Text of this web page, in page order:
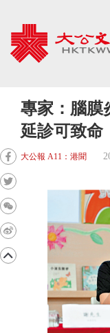
專家：腦膜
延診可致命
大公報 A11：港聞